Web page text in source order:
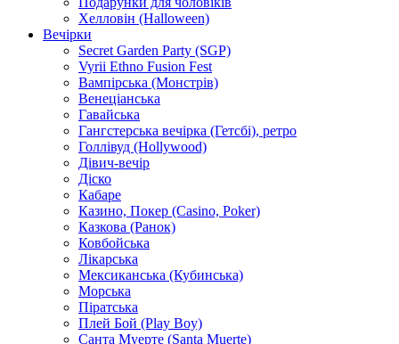
Хелловін (Halloween)
Вечірки
Secret Garden Party (SGP)
Vyrii Ethno Fusion Fest
Вампірська (Монстрів)
Венеціанська
Гавайська
Гангстерська вечірка (Гетсбі), ретро
Голлівуд (Hollywood)
Дівич-вечір
Діско
Кабаре
Казино, Покер (Casino, Poker)
Казкова (Ранок)
Ковбойська
Лікарська
Мексиканська (Кубинська)
Морська
Піратська
Плей Бой (Play Boy)
Санта Муерте (Santa Muerte)